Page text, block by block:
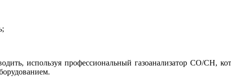
используя профессиональный газоанализатор СО/